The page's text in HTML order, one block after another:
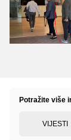
Potražite više
VIJESTI